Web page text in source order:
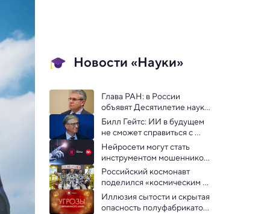
Новости «Науки»
Глава РАН: в России
объявят Десятилетие науки
и технологий
Билл Гейтс: ИИ в будущем
не сможет справиться с
легкими задачами
Нейросети могут стать
инструментом мошенников
для обмана  людей —
мнение участников опроса
Российский космонавт
поделился «космическим
плейлистом»
Иллюзия сытости и скрытая
опасность полуфабрикатов: